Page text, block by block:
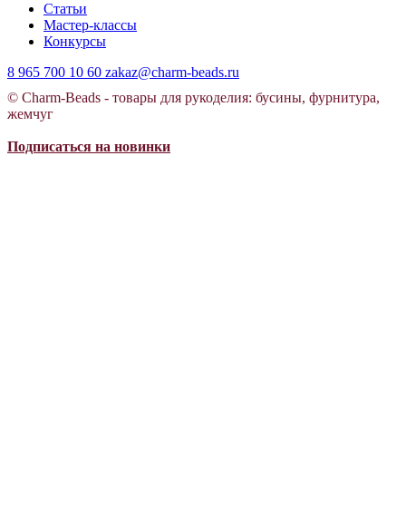
Статьи
Мастер-классы
Конкурсы
8 965 700 10 60 zakaz@charm-beads.ru
© Charm-Beads - товары для рукоделия: бусины, фурнитура,
жемчуг
Подписаться на новинки